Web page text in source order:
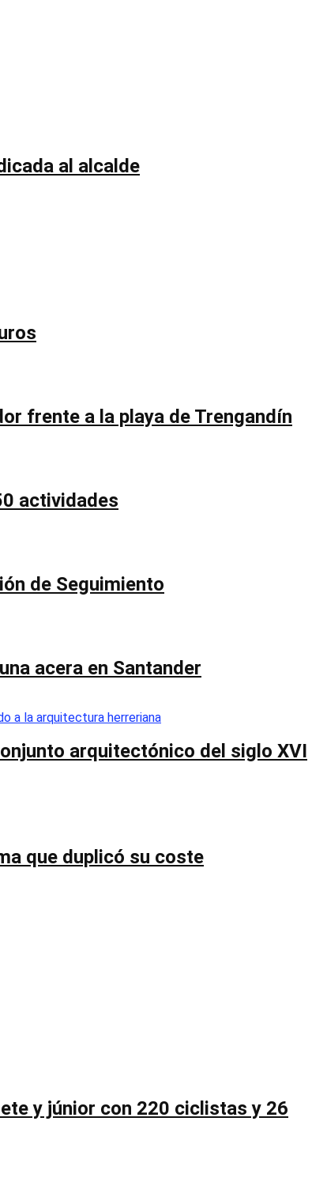
al alcalde
frente a la playa de Trengandín
actividades
de Seguimiento
acera en Santander
arquitectónico del siglo XVI
que duplicó su coste
y júnior con 220 ciclistas y 26